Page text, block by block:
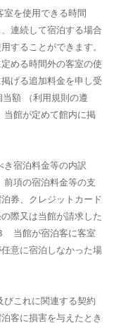
を使用できる時間
連続して宿泊する場合
することができます。
める時間外の客室の使
げる追加料金を申し受
当額 （利用規則の遵
館が定めて館内に掲
宿泊料金等の内訳
項の宿泊料金等の支
券、クレジットカード
際又は当館が請求した
当館が宿泊客に客室
意に宿泊しなかった場
これに関連する契約
客に損害を与えたとき